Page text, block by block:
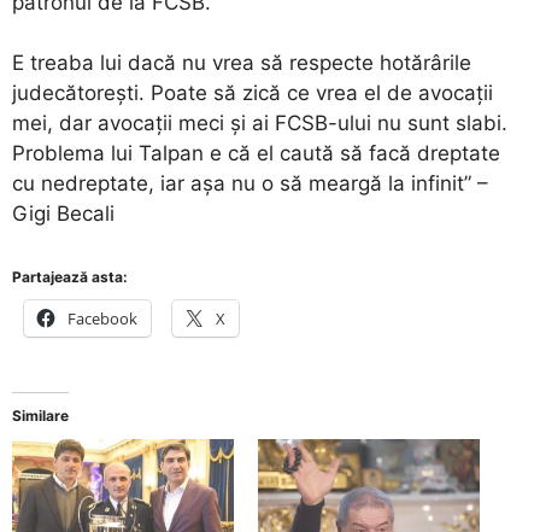
E treaba lui dacă nu vrea să respecte hotărârile
judecătorești. Poate să zică ce vrea el de avocații
mei, dar avocații meci și ai FCSB-ului nu sunt slabi.
Problema lui Talpan e că el caută să facă dreptate
cu nedreptate, iar așa nu o să meargă la infinit” –
Gigi Becali
Partajează asta:
Facebook X
Similare